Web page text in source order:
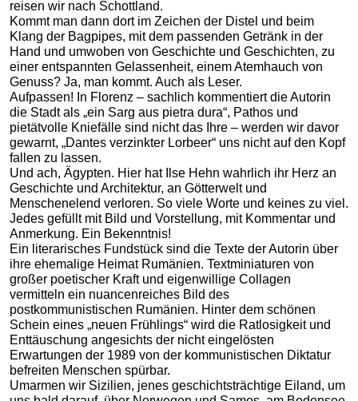
reisen wir nach Schottland.
Kommt man dann dort im Zeichen der Distel und beim
Klang der Bagpipes, mit dem passenden Getränk in der
Hand und umwoben von Geschichte und Geschichten, zu
einer entspannten Gelassenheit, einem Atemhauch von
Genuss? Ja, man kommt. Auch als Leser.
Aufpassen! In Florenz – sachlich kommentiert die Autorin
die Stadt als „ein Sarg aus pietra dura“, Pathos und
pietätvolle Kniefälle sind nicht das Ihre – werden wir davor
gewarnt, „Dantes verzinkter Lorbeer“ uns nicht auf den Kopf
fallen zu lassen.
Und ach, Ägypten. Hier hat Ilse Hehn wahrlich ihr Herz an
Geschichte und Architektur, an Götterwelt und
Menschenelend verloren. So viele Worte und keines zu viel.
Jedes gefüllt mit Bild und Vorstellung, mit Kommentar und
Anmerkung. Ein Bekenntnis!
Ein literarisches Fundstück sind die Texte der Autorin über
ihre ehemalige Heimat Rumänien. Textminiaturen von
großer poetischer Kraft und eigenwillige Collagen
vermitteln ein nuancenreiches Bild des
postkommunistischen Rumänien. Hinter dem schönen
Schein eines „neuen Frühlings“ wird die Ratlosigkeit und
Enttäuschung angesichts der nicht eingelösten
Erwartungen der 1989 von der kommunistischen Diktatur
befreiten Menschen spürbar.
Umarmen wir Sizilien, jenes geschichtsträchtige Eiland, um